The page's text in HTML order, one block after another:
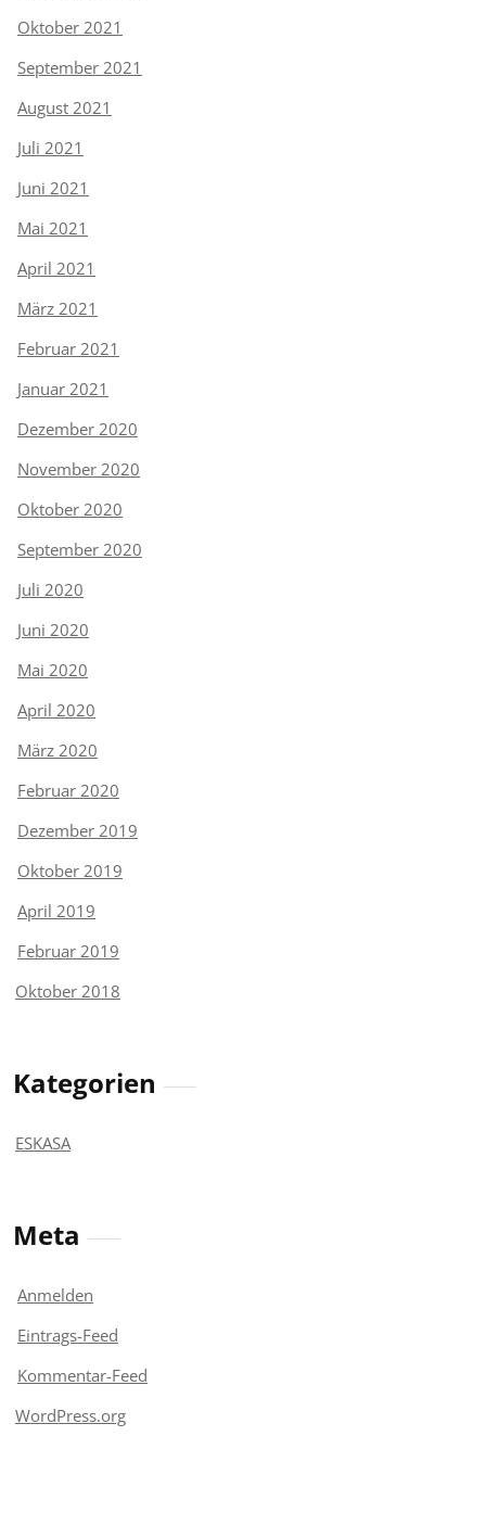
Oktober 2021
September 2021
August 2021
Juli 2021
Juni 2021
Mai 2021
April 2021
März 2021
Februar 2021
Januar 2021
Dezember 2020
November 2020
Oktober 2020
September 2020
Juli 2020
Juni 2020
Mai 2020
April 2020
März 2020
Februar 2020
Dezember 2019
Oktober 2019
April 2019
Februar 2019
Oktober 2018
Kategorien
ESKASA
Meta
Anmelden
Eintrags-Feed
Kommentar-Feed
WordPress.org